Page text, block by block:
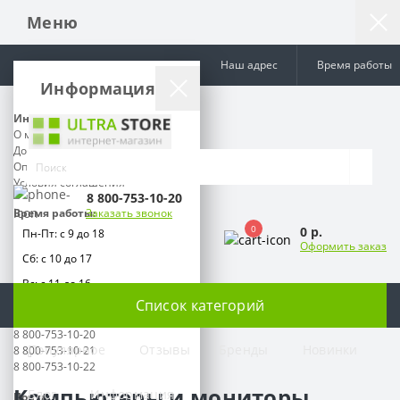
Меню
Информация
Информация
О магазине
Доставка
Оплата
Условия соглашения
Время работы:
Пн-Пт: с 9 до 18
Сб: с 10 до 17
Вс: с 11 до 16
8 800-753-10-20
8 800-753-10-21
8 800-753-10-22
Почта:
Наш адрес Время работы
8 800-753-10-20
Заказать звонок
0 0 р.
Оформить заказ
Список категорий
Популярное Отзывы
Блог Информация
Компьютеры и мониторы